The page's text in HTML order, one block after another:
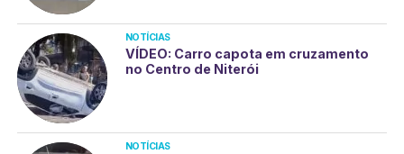
NOTÍCIAS
VÍDEO: Carro capota em cruzamento
no Centro de Niterói
NOTÍCIAS